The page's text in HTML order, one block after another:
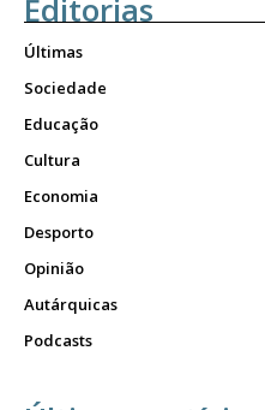
Editorias
Últimas
Sociedade
Educação
Cultura
Economia
Desporto
Opinião
Autárquicas
Podcasts